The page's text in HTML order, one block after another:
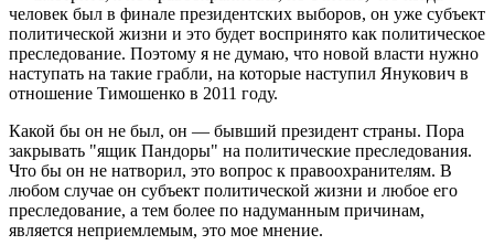
человек был в финале президентских выборов, он уже субъект
политической жизни и это будет воспринято как политическое
преследование. Поэтому я не думаю, что новой власти нужно
наступать на такие грабли, на которые наступил Янукович в
отношение Тимошенко в 2011 году.
Какой бы он не был, он — бывший президент страны. Пора
закрывать "ящик Пандоры" на политические преследования.
Что бы он не натворил, это вопрос к правоохранителям. В
любом случае он субъект политической жизни и любое его
преследование, а тем более по надуманным причинам,
является неприемлемым, это мое мнение.